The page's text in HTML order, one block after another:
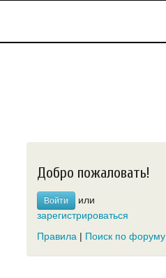
Добро пожаловать!
Войти
или
зарегистрироваться
Правила | Поиск по форуму